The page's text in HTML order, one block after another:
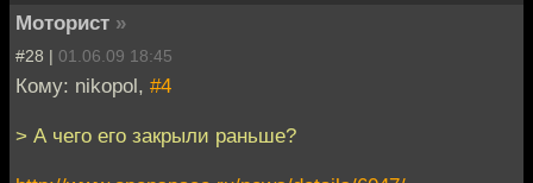
Моторист »
#28 | 01.06.09 18:45
Кому: nikopol, #4
> А чего его закрыли раньше?